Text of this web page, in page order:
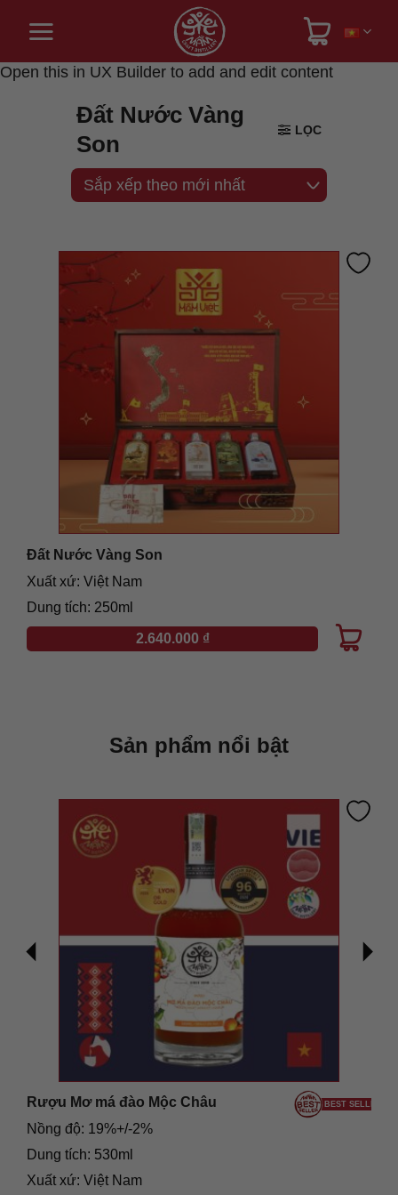
Open this in UX Builder to add and edit content
Đất Nước Vàng
Son
LỌC
Xuất xứ: Việt Nam
Dung tích: 250ml
Đất Nước Vàng Son
2.640.000 ₫
Sản phẩm nổi bật
BEST SELLER
Nồng độ: 19%+/-2%
Dung tích: 530ml
Xuất xứ: Việt Nam
Rượu Mơ má đào Mộc Châu